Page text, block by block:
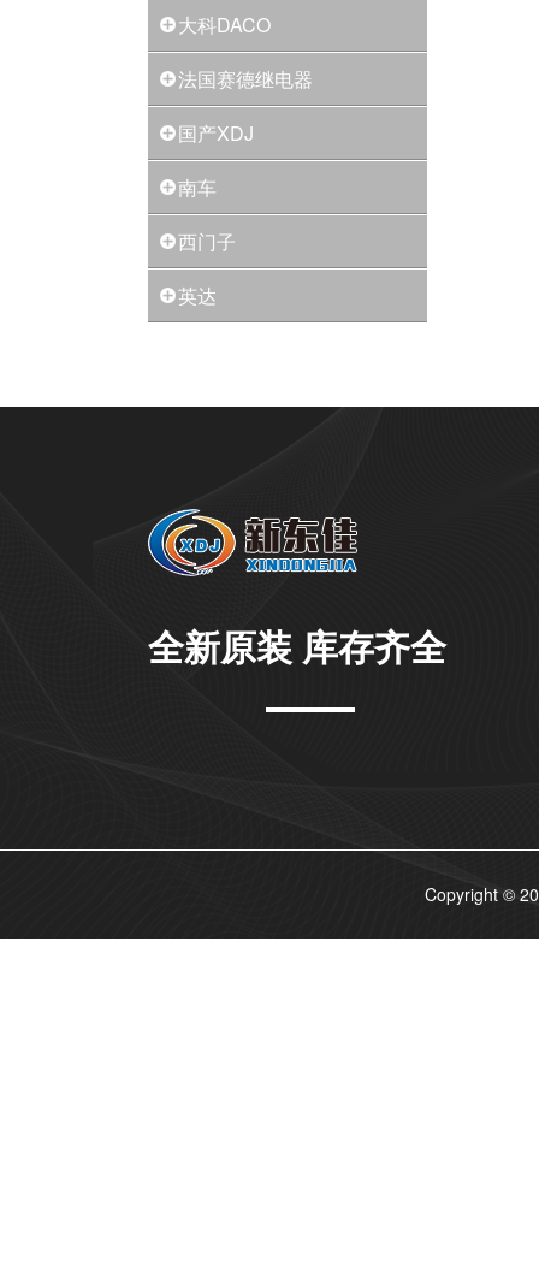
大科DACO
法国赛德继电器
国产XDJ
南车
西门子
英达
全新原装 库存齐全
Copyright ©